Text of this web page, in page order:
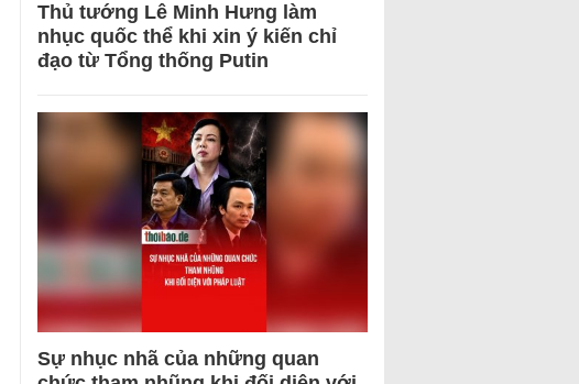
Thủ tướng Lê Minh Hưng làm
nhục quốc thể khi xin ý kiến chỉ
đạo từ Tổng thống Putin
Sự nhục nhã của những quan